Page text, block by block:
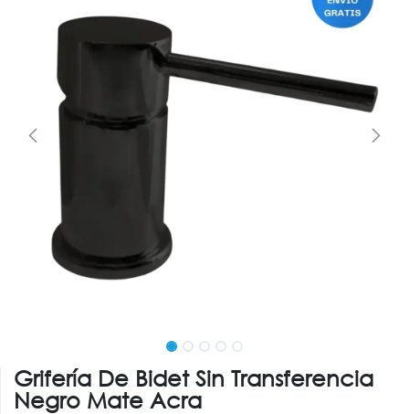
Grifería De Bidet Sin Transferencia
Negro Mate Acra